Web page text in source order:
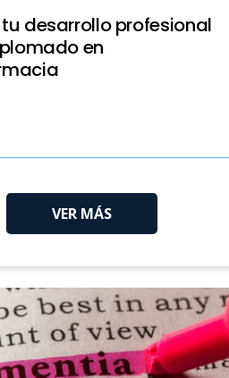
desarrollo profesional
en
VER MÁS